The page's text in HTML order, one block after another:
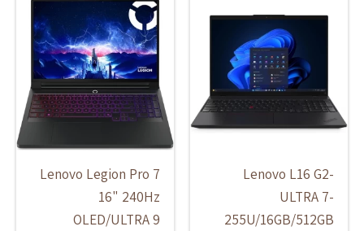
Lenovo
255U/16GB/
Lenovo Legion Pro 7
16" 240Hz
OLED/ULTRA 9